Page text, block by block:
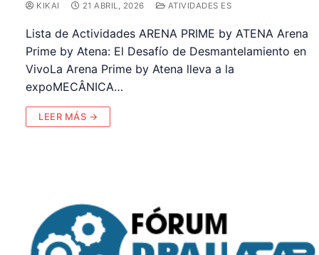
KIKAI 21 ABRIL, 2026 ATIVIDADES ES
Lista de Actividades ARENA PRIME by ATENA Arena
Prime by Atena: El Desafío de Desmantelamiento en
VivoLa Arena Prime by Atena lleva a la
expoMECÂNICA…
LEER MÁS →